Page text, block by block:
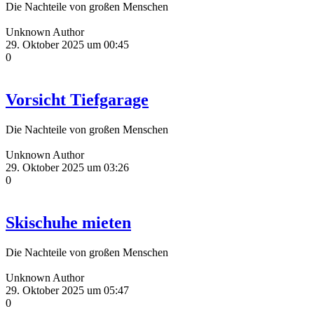
Die Nachteile von großen Menschen
Unknown Author
29. Oktober 2025 um 00:45
0
Vorsicht Tiefgarage
Die Nachteile von großen Menschen
Unknown Author
29. Oktober 2025 um 03:26
0
Skischuhe mieten
Die Nachteile von großen Menschen
Unknown Author
29. Oktober 2025 um 05:47
0